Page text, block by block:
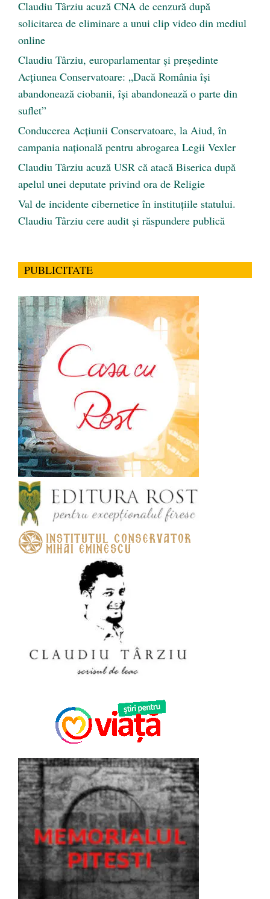
Claudiu Târziu acuză CNA de cenzură după
solicitarea de eliminare a unui clip video din mediul
online
Claudiu Târziu, europarlamentar și președinte
Acțiunea Conservatoare: „Dacă România își
abandonează ciobanii, își abandonează o parte din
suflet”
Conducerea Acțiunii Conservatoare, la Aiud, în
campania națională pentru abrogarea Legii Vexler
Claudiu Târziu acuză USR că atacă Biserica după
apelul unei deputate privind ora de Religie
Val de incidente cibernetice în instituțiile statului.
Claudiu Târziu cere audit și răspundere publică
PUBLICITATE